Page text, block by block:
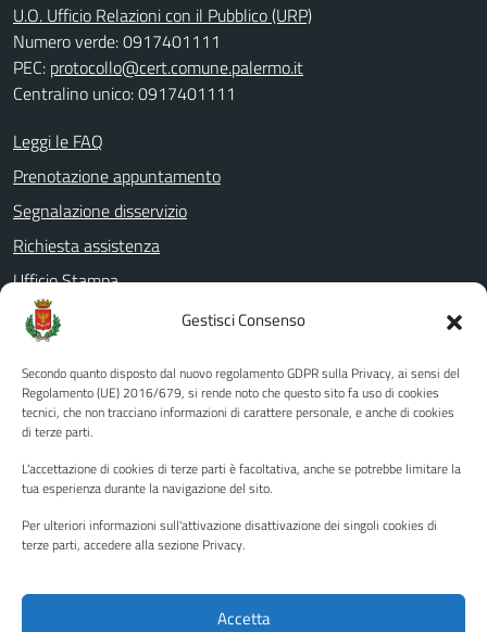
Gestisci Consenso
Secondo quanto disposto dal nuovo regolamento GDPR sulla Privacy, ai sensi del
Regolamento (UE) 2016/679, si rende noto che questo sito fa uso di cookies
tecnici, che non tracciano informazioni di carattere personale, e anche di cookies
di terze parti.
L'accettazione di cookies di terze parti è facoltativa, anche se potrebbe limitare la
tua esperienza durante la navigazione del sito.
Per ulteriori informazioni sull'attivazione disattivazione dei singoli cookies di
terze parti, accedere alla sezione Privacy.
Accetta
U.O. Ufficio Relazioni con il Pubblico (URP)
Numero verde: 0917401111
PEC: protocollo@cert.comune.palermo.it
Centralino unico: 0917401111
Leggi le FAQ
Prenotazione appuntamento
Segnalazione disservizio
Richiesta assistenza
Ufficio Stampa
Amministrazione Trasparente
Albo pretorio
Informativa privacy
Note legali
Piano di miglioramento del sito
Instagram